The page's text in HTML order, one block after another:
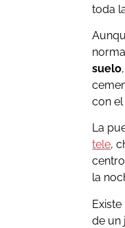
toda
suelo
con
La
tele,
la
de un